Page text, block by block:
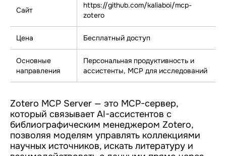
Сайт
https://github.com/kaliaboi/mcp-
zotero
Цена Бесплатный доступ
Основные
направления
Персональная продуктивность и
ассистенты, МСР для исследований
Zotero MCP Server — это MCP-сервер,
который связывает AI-ассистентов с
библиографическим менеджером Zotero,
позволяя моделям управлять коллекциями
научных источников, искать литературу и